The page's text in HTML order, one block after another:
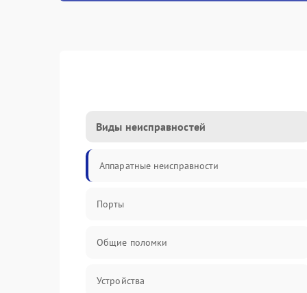
Виды неисправностей
Аппаратные неисправности
Порты
Общие поломки
Устройства